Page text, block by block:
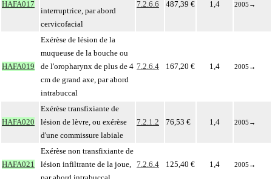
HAFA017
interruptrice, par abord
cervicofacial
7.2.6.6 487,39 € 1,4 2005 →
HAFA019
Exérèse de lésion de la
muqueuse de la bouche ou
de l'oropharynx de plus de 4
cm de grand axe, par abord
intrabuccal
7.2.6.4 167,20 € 1,4 2005 →
HAFA020
Exérèse transfixiante de
lésion de lèvre, ou exérèse
d'une commissure labiale
7.2.1.2 76,53 € 1,4 2005 →
HAFA021
Exérèse non transfixiante de
lésion infiltrante de la joue,
7.2.6.4 125,40 € 1,4 2005 →